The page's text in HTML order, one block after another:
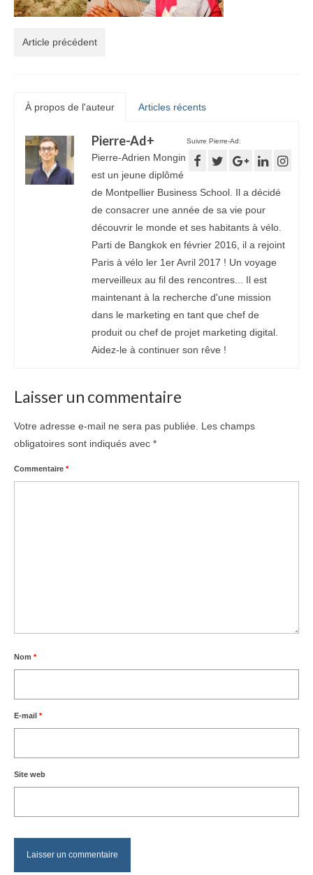
Article précédent
À propos de l'auteur Articles récents
Suivre Pierre-Ad:
Pierre-Ad+
Pierre-Adrien Mongin
est un jeune diplômé
de Montpellier Business School. Il a décidé
de consacrer une année de sa vie pour
découvrir le monde et ses habitants à vélo.
Parti de Bangkok en février 2016, il a rejoint
Paris à vélo ler 1er Avril 2017 ! Un voyage
merveilleux au fil des rencontres... Il est
maintenant à la recherche d'une mission
dans le marketing en tant que chef de
produit ou chef de projet marketing digital.
Aidez-le à continuer son rêve !
Laisser un commentaire
Votre adresse e-mail ne sera pas publiée.
Les champs
obligatoires sont indiqués avec *
Commentaire *
Nom *
E-mail *
Site web